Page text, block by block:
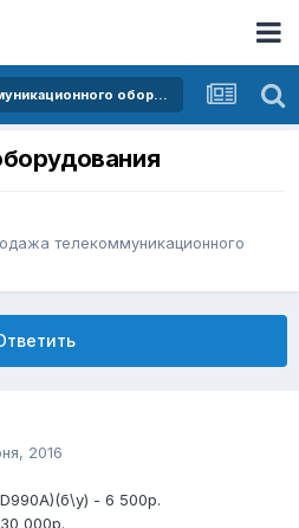
Покупка и продажа телекоммуникационного оборудования
телекоммуникационного
2016
- 6 500р.
000р.